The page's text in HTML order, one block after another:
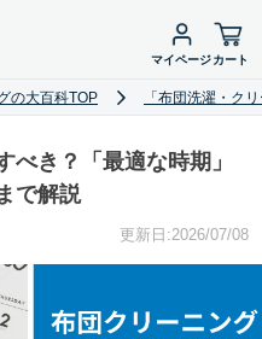
マイページカート
の大百科TOP 「布団洗濯・ク
き？「最適な時期」
で解説
更新日:2026/07/08